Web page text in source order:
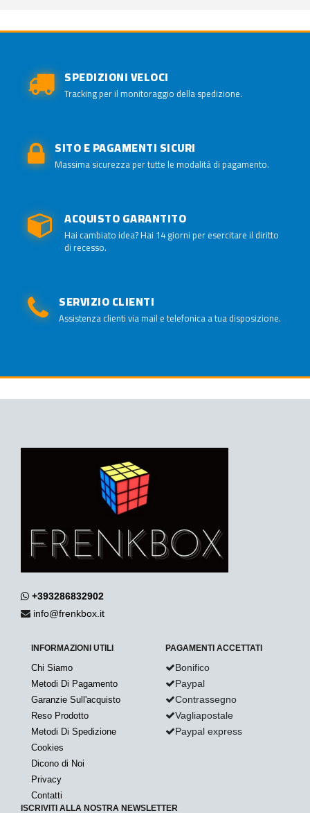
SPEDIZIONI VELOCI
Tracking per il monitoraggio della spedizione.
SITO E PAGAMENTI SICURI
Massima sicurezza per tutte le modalità di pagamento.
ACQUISTO GARANTITO
Hai cambiato idea? Hai 14 giorni per esercitare il diritto
di recesso.
SERVIZIO CLIENTI
Assistenza clienti via mail e telefonica a tua disposizione.
+393286832902
info@frenkbox.it
INFORMAZIONI UTILI
Chi Siamo
Metodi Di Pagamento
Garanzie Sull'acquisto
Reso Prodotto
Metodi Di Spedizione
Cookies
Dicono di Noi
Privacy
Contatti
PAGAMENTI ACCETTATI
Bonifico
Paypal
Contrassegno
Vagliapostale
Paypal express
ISCRIVITI ALLA NOSTRA NEWSLETTER